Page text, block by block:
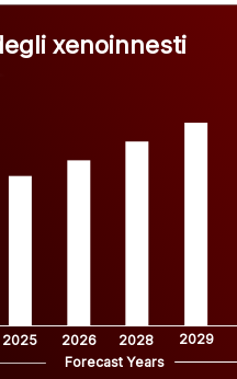
xenoinnesti
2025 2026 2028 2029
Forecast Years